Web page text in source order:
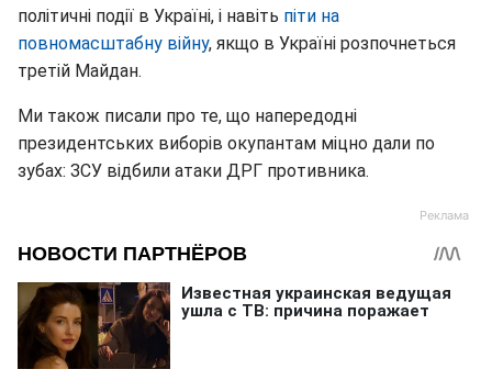
політичні події в Україні, і навіть піти на
повномасштабну війну, якщо в Україні розпочнеться
третій Майдан.
Ми також писали про те, що напередодні
президентських виборів окупантам міцно дали по
зубах: ЗСУ відбили атаки ДРГ противника.